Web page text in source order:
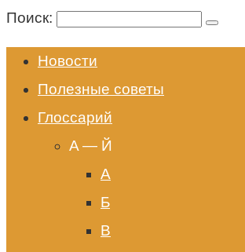
Поиск:
Новости
Полезные советы
Глоссарий
A — Й
А
Б
В